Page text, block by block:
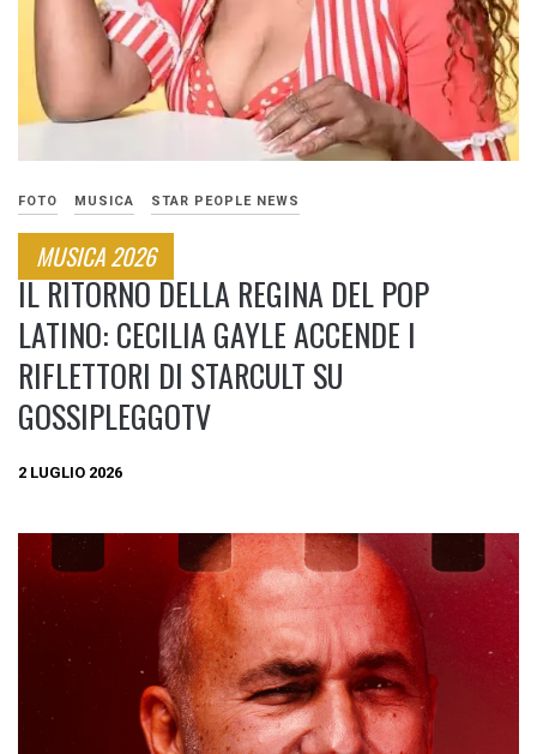
FOTO MUSICA STAR PEOPLE NEWS
MUSICA 2026
IL RITORNO DELLA REGINA DEL POP
LATINO: CECILIA GAYLE ACCENDE I
RIFLETTORI DI STARCULT SU
GOSSIPLEGGOTV
2 LUGLIO 2026